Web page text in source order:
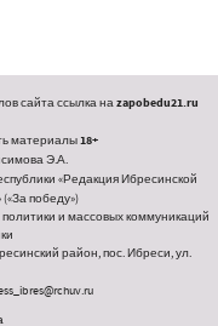
сайта ссылка наzapobedu21.ru
материалы18+
Э.А.
«Редакция Ибресинской
победу»)
и массовых коммуникаций
район, пос. Ибреси, ул.